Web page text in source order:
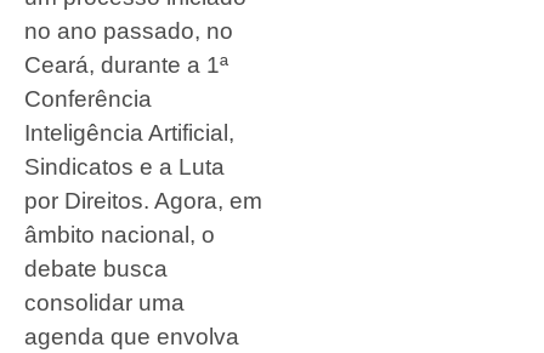
no ano passado, no
Ceará, durante a 1ª
Conferência
Inteligência Artificial,
Sindicatos e a Luta
por Direitos. Agora, em
âmbito nacional, o
debate busca
consolidar uma
agenda que envolva